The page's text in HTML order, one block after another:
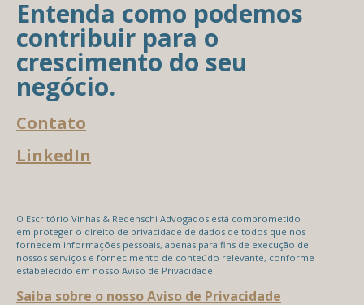
Entenda como podemos
contribuir para o
crescimento do seu
negócio.
Contato
LinkedIn
O Escritório Vinhas & Redenschi Advogados está comprometido
em proteger o direito de privacidade de dados de todos que nos
fornecem informações pessoais, apenas para fins de execução de
nossos serviços e fornecimento de conteúdo relevante, conforme
estabelecido em nosso Aviso de Privacidade.
Saiba sobre o nosso Aviso de Privacidade